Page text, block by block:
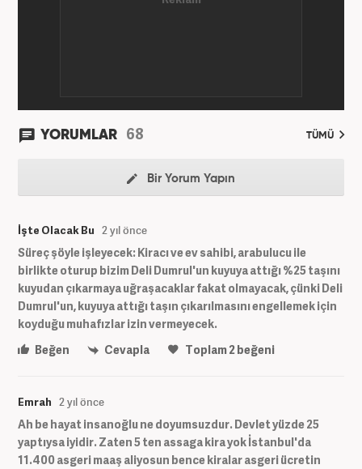
YORUMLAR 68 TÜMÜ
Bir Yorum Yapın
İşte Olacak Bu 2 yıl önce
Süreç şöyle işleyecek: Kiracı ve ev sahibi, arabulucu ile
birlikte oturup bizim Deli Dumrul'un kuyuya attığı %25 taşını
kuyudan çıkarmaya uğraşacaklar fakat olmayacak, çünki Deli
Dumrul'un, kuyuya attığı taşın çıkarılmasını engellemek için
koyduğu muhafızlar izin vermeyecek.
Beğen
Cevapla Toplam2 beğeni
Emrah 2 yıl önce
Ah be hayat insanoğlu ne doyumsuzdur. Devlet yüzde 25
yaptıysa iyidir. Zaten 5 ten assaga kira yok İstanbul'da
11.400 asgeri maaş aliyosun bence kiralar asgeri ücretin